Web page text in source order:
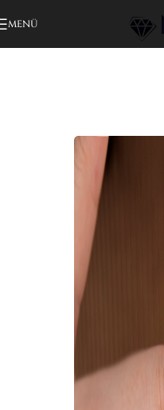
Ana içeriğe atla
MENÜ